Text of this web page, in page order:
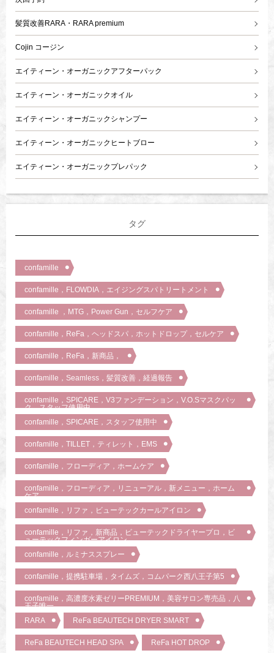
髪質改善RARA・RARA premium
Cojin コージン
エイティーン・オーガニックアフターパック
エイティーン・オーガニックオイル
エイティーン・オーガニックシャンプー
エイティーン・オーガニックヒートブロー
エイティーン・オーガニックプレパック
タグ
confamille
confamille，FLOWDIA，エイジングスパトリートメント
confamille ，MTG，Power Gun，セルフケア
confamille，ReFa，ヘッドスパ，ホットドロップ，セルケア
confamille，ReFa，新商品，
confamille，Seamless，髪質改善，経過報告
confamille，SPICARE，V3ファンデーション，V.O.Sマスクパッ
ク，スタッフ使用中
confamille，SPICARE，スタッフ使用中
confamille，TILLET，ティレット，EMS
confamille，フローディア，ホームケア
confamille，フローディア，リニューアル，新メニュー，ホーム
ケア
confamille，リファ，ビューテックカールアイロン
confamille，リファ，新商品，ビューテックドライヤープロ，ビ
ューテックフィンガーアイロン
confamille，ルミナススプレー
confamille，提携駐車場，タイムズ，コムパーク西八王子第5
confamille，高濃度水素ゼリーPREMIUM，美容サロン専売品，八
王子唯一
RARA
ReFa BEAUTECH DRYER SMART
ReFa BEAUTECH HEAD SPA ReFa HOT DROP